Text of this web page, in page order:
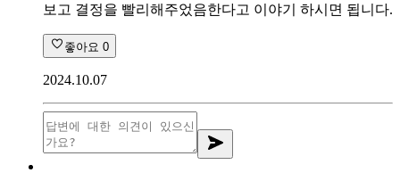
보고 결정을 빨리해주었음한다고 이야기 하시면 됩니다.
좋아요 0
2024.10.07